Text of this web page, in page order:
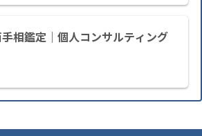
相鑑定｜個人コンサルティング